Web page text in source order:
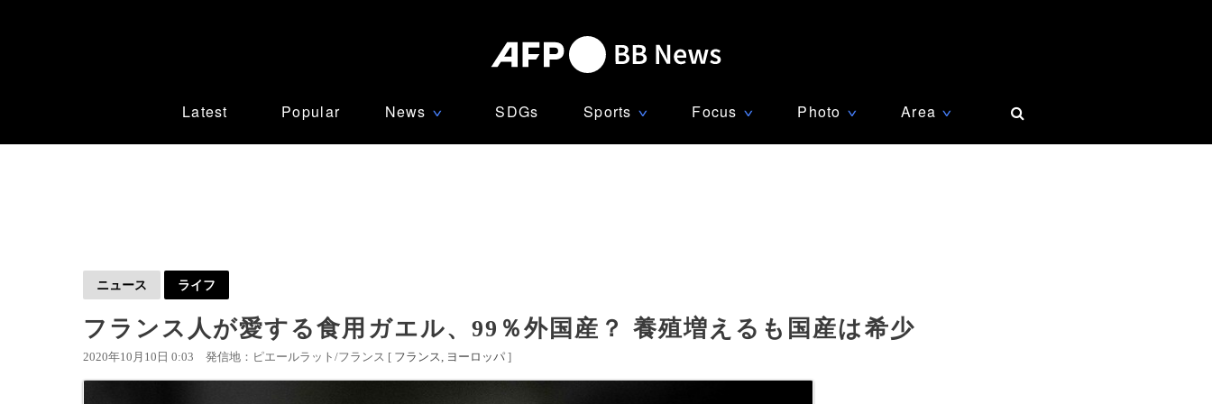
Latest Popular News ∨ SDGs Sports ∨ Focus ∨ Photo ∨ Area ∨
ニュース ライフ
フランス人が愛する食用ガエル、99％外国産？ 養殖増えるも国産は希少
2020年10月10日 0:03 発信地：ピエールラット/フランス [ フランス ヨーロッパ ]